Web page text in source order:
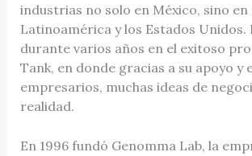
industrias no solo en México, sino en
Latinoamérica y los Estados Unidos.
durante varios años en el exitoso
Tank, en donde gracias a su apoyo y
empresarios, muchas ideas de
realidad.
En 1996 fundó Genomma Lab, la